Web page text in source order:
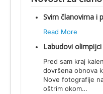
Svim članovima i
Read More
Labudovi olimpijci
Pred sam kraj
dovršena obnova
Nove fotografije
oštrim okom…